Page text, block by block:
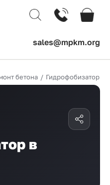
sales@mpkm.org
бетона / Гидрофобизаторы
в